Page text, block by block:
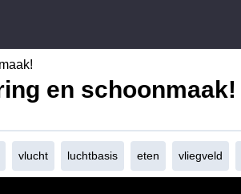
en schoonmaak!
vlucht luchtbasis eten vliegveld